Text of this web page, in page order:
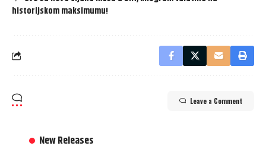
historijskom maksimumu!
Leave a Comment
New Releases